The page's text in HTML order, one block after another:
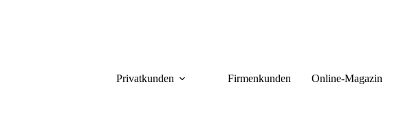
Privatkunden Firmenkunden Online-Magazin